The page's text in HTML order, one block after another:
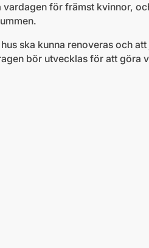
för främst kvinnor,
ska kunna renoveras och
bör utvecklas för att göra